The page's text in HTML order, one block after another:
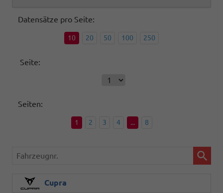
Datensätze pro Seite:
10 20 50 100 250
Seite:
Seiten:
1 2 3 4 ... 8
Fahrzeugnr.
Cupra